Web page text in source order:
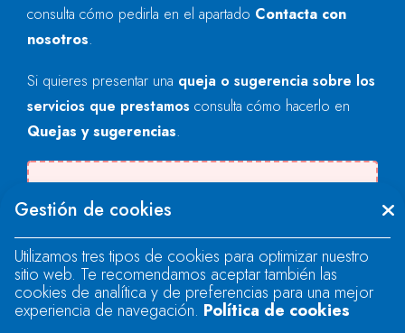
consulta cómo pedirla en el apartado Contacta con
nosotros.
Si quieres presentar una queja o sugerencia sobre los
servicios que prestamos consulta cómo hacerlo en
Quejas y sugerencias.
"text".
Se produjo un error al cargar el campo
"text".
Gestión de cookies
Utilizamos tres tipos de cookies para optimizar nuestro
sitio web. Te recomendamos aceptar también las
cookies de analítica y de preferencias para una mejor
experiencia de navegación. Política de cookies